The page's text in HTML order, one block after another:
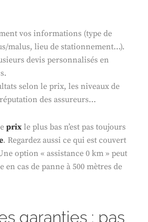
vos informations (type de
malus, lieu de stationnement…).
devis personnalisés en
selon le prix, les niveaux de
des assureurs…
prix le plus bas n’est pas toujours
. Regardez aussi ce qui est couvert
option « assistance 0 km » peut
cas de panne à 500 mètres de
garanties : pas